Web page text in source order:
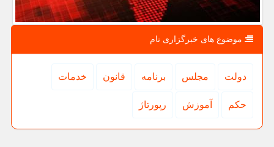
موضوع های خبرگزاری نام
دولت مجلس برنامه قانون خدمات
حكم آموزش رپورتاژ